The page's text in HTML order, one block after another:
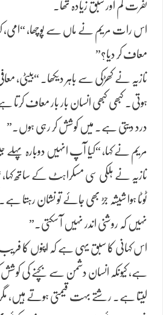
نفرت کم اور سبق زیادہ تھا۔
اس رات مریم نے ماں سے پوچھا، “امی،
معاف کر دیا؟”
نازیہ نے کھڑکی سے باہر دیکھا۔ “بیٹی،
ہوتی۔ کبھی کبھی انسان بار بار معاف کرتا
درد دیتی ہے۔ میں کوشش کر رہی ہوں۔”
مریم نے کہا، “کیا آپ انہیں دوبارہ پہلے
نازیہ نے ہلکی سی مسکراہٹ کے ساتھ کہا،
ٹوٹا ہوا شیشہ جڑ بھی جائے تو نشان رہتا
نہیں کہ روشنی اندر نہیں آ سکتی۔”
اس کہانی کا سبق یہی ہے کہ اپنوں کا
ہے، کیونکہ انسان دشمن سے بچنے کی کوشش
لیتا ہے۔ رشتے بہت قیمتی ہوتے ہیں،